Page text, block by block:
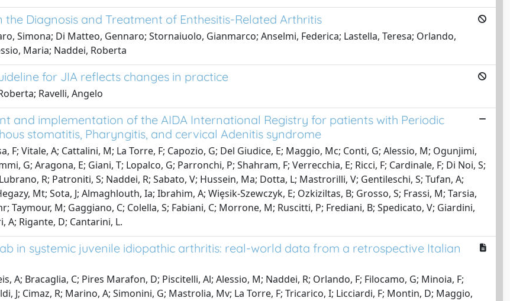
the Diagnosis and Treatment of Enthesitis-Related Arthritis
Simona; Di Matteo, Gennaro; Stornaiuolo, Gianmarco; Anselmi, Federica; Lastella, Teresa; Orlando,
Maria; Naddei, Roberta
for JIA reflects changes in practice
Ravelli, Angelo
and implementation of the AIDA International Registry for patients with Periodic
stomatitis, Pharyngitis, and cervical Adenitis syndrome
F; Vitale, A; Cattalini, M; La Torre, F; Capozio, G; Del Giudice, E; Maggio, Mc; Conti, G; Alessio, M; Ogunjimi,
G; Aragona, E; Giani, T; Lopalco, G; Parronchi, P; Shahram, F; Verrecchia, E; Ricci, F; Cardinale, F; Di Noi, S;
R; Patroniti, S; Naddei, R; Sabato, V; Hussein, Ma; Dotta, L; Mastrorilli, V; Gentileschi, S; Tufan, A;
Mt; Sota, J; Almaghlouth, Ia; Ibrahim, A; Wiȩsik-Szewczyk, E; Ozkiziltas, B; Grosso, S; Frassi, M; Tarsia,
Taymour, M; Gaggiano, C; Colella, S; Fabiani, C; Morrone, M; Ruscitti, P; Frediani, B; Spedicato, V; Giardini,
A; Rigante, D; Cantarini, L.
in systemic juvenile idiopathic arthritis: real-world data from a retrospective Italian
A; Bracaglia, C; Pires Marafon, D; Piscitelli, Al; Alessio, M; Naddei, R; Orlando, F; Filocamo, G; Minoia, F;
J; Cimaz, R; Marino, A; Simonini, G; Mastrolia, Mv; La Torre, F; Tricarico, I; Licciardi, F; Montin, D; Maggio,